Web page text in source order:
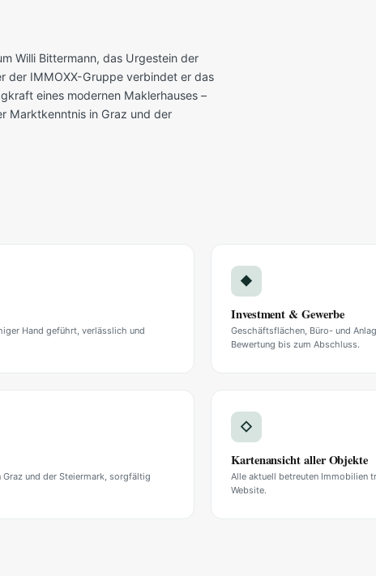
Willi Bittermann, das Urgestein der
der IMMOXX-Gruppe verbindet er das
eines modernen Maklerhauses –
Marktkenntnis in Graz und der
Hand geführt, verlässlich und
◆
Investment & Gewerbe
Geschäftsflächen, Büro- und
Bewertung bis zum Abschluss.
Graz und der Steiermark, sorgfältig
◇
Kartenansicht aller Objekte
Alle aktuell betreuten Immobilien
Website.